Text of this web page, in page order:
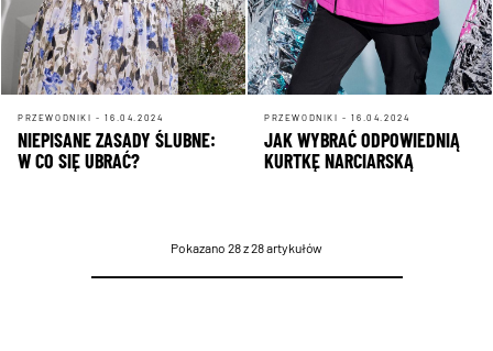
PRZEWODNIKI - 16.04.2024
NIEPISANE ZASADY ŚLUBNE:
W CO SIĘ UBRAĆ?
PRZEWODNIKI - 16.04.2024
JAK WYBRAĆ ODPOWIEDNIĄ
KURTKĘ NARCIARSKĄ
Pokazano 28 z 28 artykułów